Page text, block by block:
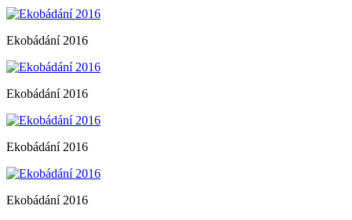
Ekobádání 2016
Ekobádání 2016
Ekobádání 2016
Ekobádání 2016